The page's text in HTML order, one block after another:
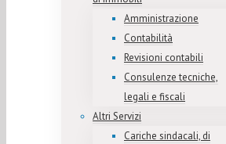
Amministrazione
Contabilità
Revisioni contabili
Consulenze tecniche,
legali e fiscali
Altri Servizi
Cariche sindacali, di